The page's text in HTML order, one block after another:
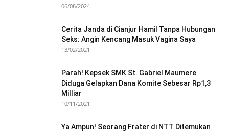
06/08/2024
Cerita Janda di Cianjur Hamil Tanpa Hubungan
Seks: Angin Kencang Masuk Vagina Saya
13/02/2021
Parah! Kepsek SMK St. Gabriel Maumere
Diduga Gelapkan Dana Komite Sebesar Rp1,3
Milliar
10/11/2021
Ya Ampun! Seorang Frater di NTT Ditemukan